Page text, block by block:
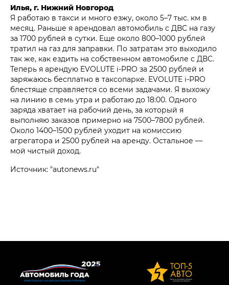
Илья, г. Нижний Новгород
Я работаю в такси и много езжу, около 5–7 тыс. км в
месяц. Раньше я арендовал автомобиль с ДВС на газу
за 1700 рублей в сутки. Еще около 800–1000 рублей
тратил на газ для заправки. По затратам это выходило
так же, как ездить на собственном автомобиле с ДВС.
Теперь я арендую EVOLUTE i‑PRO за 2500 рублей и
заряжаюсь бесплатно в таксопарке. EVOLUTE i‑PRO
блестяще справляется со всеми задачами. Я выхожу
на линию в семь утра и работаю до 18:00. Одного
заряда хватает на рабочий день, за который я
выполняю заказов примерно на 7500–7800 рублей.
Около 1400–1500 рублей уходит на комиссию
агрегатора и 2500 рублей на аренду. Остальное —
мой чистый доход.
Источник: "autonews.ru"